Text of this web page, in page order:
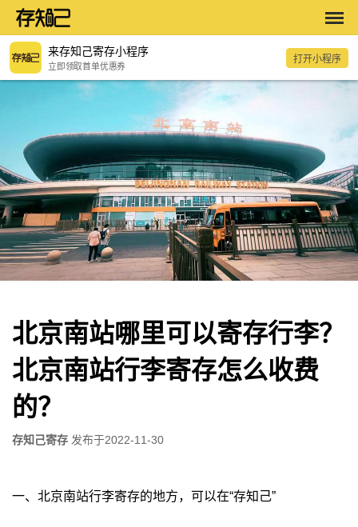
来存知己寄存小程序
立即领取首单优惠券
打开小程序
北京南站哪里可以寄存行李？
北京南站行李寄存怎么收费
的？
存知己寄存 发布于2022-11-30
一、北京南站行李寄存的地方，可以在“存知己”